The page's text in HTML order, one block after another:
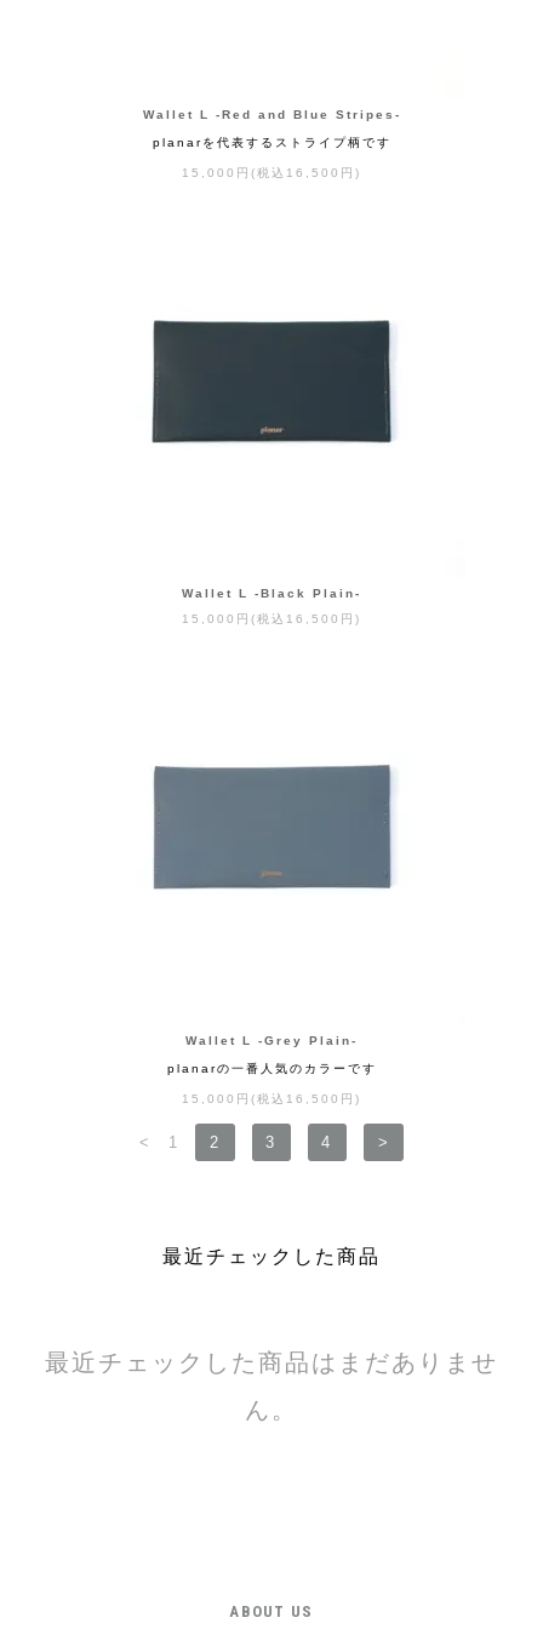
Wallet L -Red and Blue Stripes-
planarを代表するストライプ柄です
15,000円(税込16,500円)
Wallet L -Black Plain-
15,000円(税込16,500円)
Wallet L -Grey Plain-
planarの一番人気のカラーです
15,000円(税込16,500円)
< 1 2 3 4 >
最近チェックした商品
最近チェックした商品はまだありませ
ん。
ABOUT US